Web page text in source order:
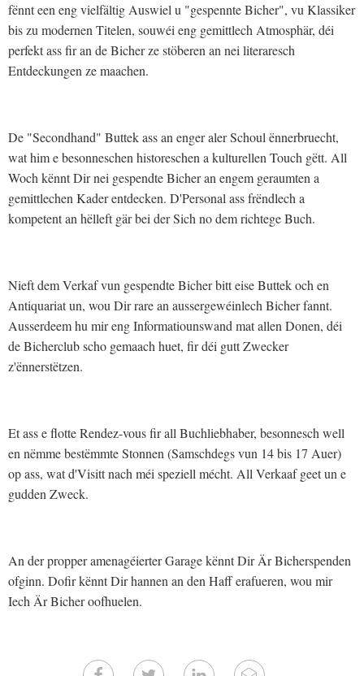
fënnt een eng vielfältig Auswiel u "gespennte Bicher", vu Klassiker
bis zu modernen Titelen, souwéi eng gemittlech Atmosphär, déi
perfekt ass fir an de Bicher ze stöberen an nei literaresch
Entdeckungen ze maachen.
De "Secondhand" Buttek ass an enger aler Schoul ënnerbruecht,
wat him e besonneschen historeschen a kulturellen Touch gëtt. All
Woch kënnt Dir nei gespendte Bicher an engem geraumten a
gemittlechen Kader entdecken. D'Personal ass frëndlech a
kompetent an hëlleft gär bei der Sich no dem richtege Buch.
Nieft dem Verkaf vun gespendte Bicher bitt eise Buttek och en
Antiquariat un, wou Dir rare an aussergewéinlech Bicher fannt.
Ausserdeem hu mir eng Informatiounswand mat allen Donen, déi
de Bicherclub scho gemaach huet, fir déi gutt Zwecker
z'ënnerstëtzen.
Et ass e flotte Rendez-vous fir all Buchliebhaber, besonnesch well
en nëmme bestëmmte Stonnen (Samschdegs vun 14 bis 17 Auer)
op ass, wat d'Visitt nach méi speziell mécht. All Verkaaf geet un e
gudden Zweck.
An der propper amenagéierter Garage kënnt Dir Är Bicherspenden
ofginn. Dofir kënnt Dir hannen an den Haff erafueren, wou mir
Iech Är Bicher oofhuelen.